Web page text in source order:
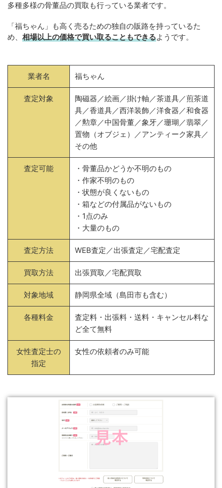
多種多様の骨董品の買取も行っている業者です。
「福ちゃん」も高く売るための独自の販路を持っているた
め、 相場以上の価格で買い取ることもできるようです。
業者名 福ちゃん
査定対象
陶磁器／絵画／掛け軸／茶道具／煎茶道
具／香道具／西洋装飾／洋食器／和食器
／勲章／中国骨董／象牙／珊瑚／翡翠／
置物（オブジェ）／アンティーク家具／
その他
査定可能
・骨董品かどうか不明のもの
・作家不明のもの
・状態が良くないもの
・箱などの付属品がないもの
・1点のみ
・大量のもの
査定方法 WEB査定／出張査定／宅配査定
買取方法 出張買取／宅配買取
対象地域 静岡県全域（島田市も含む）
各種料金
査定料・出張料・送料・キャンセル料な
ど全て無料
女性査定士の
指定
女性の依頼者のみ可能